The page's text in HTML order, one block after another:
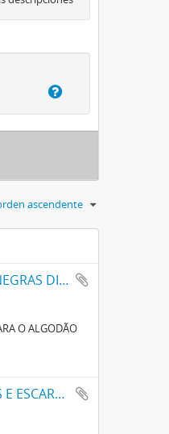
ascendente
UM NOVO PROCESSO PARA O FABRICO DE MATERIAS CORANTES AZUES E NEGRAS DIRECTAS PARA O ALGODÃO COM TONS VARIAVEIS
O ALGODÃO
UM NOVO PROCESSO PARA A FABRICAÇÃO DE MATERIAS CORANTES ROSAS E ESCARLATES ALTAMENTE CONCENTRADAS PARA TINGIR ALGODÃO